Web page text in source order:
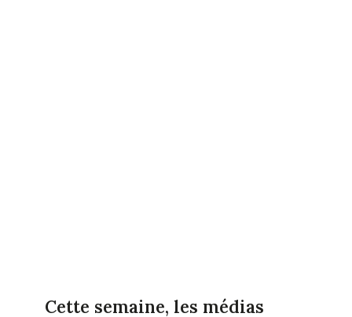
Cette semaine, les médias